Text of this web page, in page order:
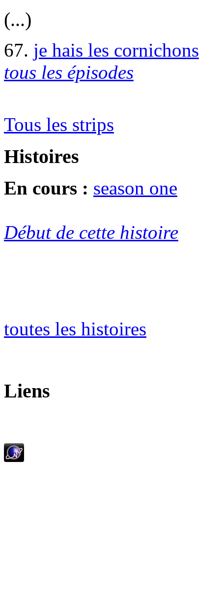
(...)
67. je hais les cornichons
tous les épisodes
Tous les strips
Histoires
En cours : season one
Début de cette histoire
toutes les histoires
Liens